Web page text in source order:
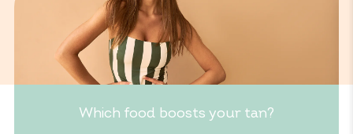
Which food boosts your tan?